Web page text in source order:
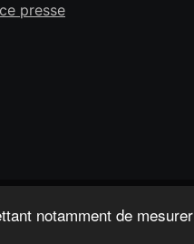
notamment de
presse